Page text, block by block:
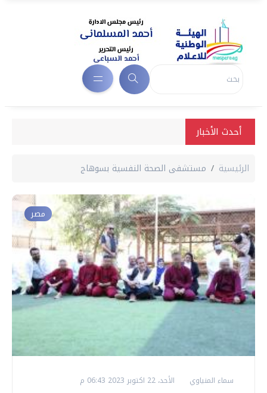
أحدث الأخبار
الرئيسية مستشفى الصحة النفسية بسوهاج
مصر
سماء المنياوي الأحد، 22 اكتوبر 2023 06:43 م